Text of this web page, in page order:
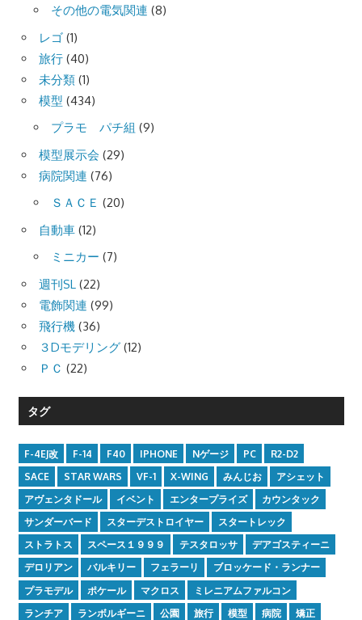
その他の電気関連 (8)
レゴ (1)
旅行 (40)
未分類 (1)
模型 (434)
プラモ パチ組 (9)
模型展示会 (29)
病院関連 (76)
ＳＡＣＥ (20)
自動車 (12)
ミニカー (7)
週刊SL (22)
電飾関連 (99)
飛行機 (36)
３Dモデリング (12)
ＰＣ (22)
タグ
F-4EJ改 F-14 F40 IPHONE Nゲージ PC
R2-D2
SACE
STAR WARS VF-1 X-WING みんじお
アシェット
アヴェンタドール
イベント エンタープライズ
カウンタック
サンダーバード
スターデストロイヤー
スタートレック
ストラトス
スペース１９９９ テスタロッサ
デアゴスティーニ
デロリアン
バルキリー フェラーリ
ブロッケード・ランナー
プラモデル
ポケール マクロス
ミレニアムファルコン
ランチア
ランボルギーニ 公園 旅行 模型 病院
矯正